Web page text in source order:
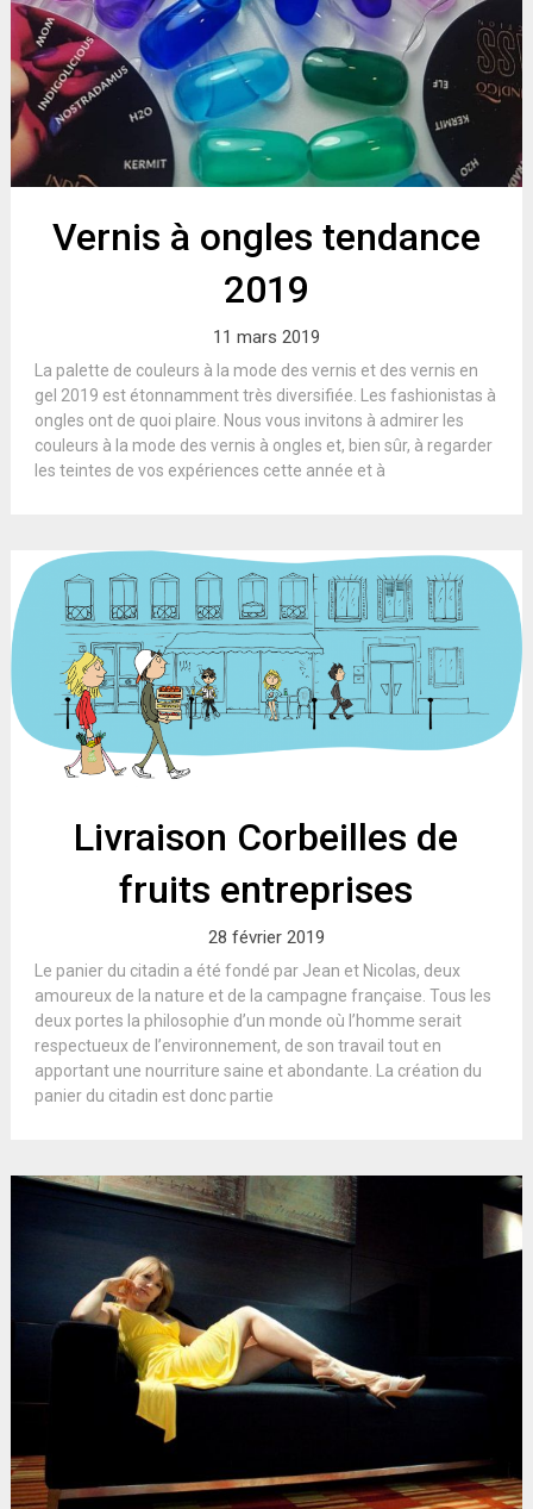
Vernis à ongles tendance
2019
11 mars 2019
La palette de couleurs à la mode des vernis et des vernis en
gel 2019 est étonnamment très diversifiée. Les fashionistas à
ongles ont de quoi plaire. Nous vous invitons à admirer les
couleurs à la mode des vernis à ongles et, bien sûr, à regarder
les teintes de vos expériences cette année et à
Livraison Corbeilles de
fruits entreprises
28 février 2019
Le panier du citadin a été fondé par Jean et Nicolas, deux
amoureux de la nature et de la campagne française. Tous les
deux portes la philosophie d’un monde où l’homme serait
respectueux de l’environnement, de son travail tout en
apportant une nourriture saine et abondante. La création du
panier du citadin est donc partie